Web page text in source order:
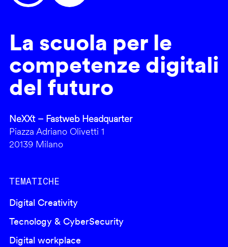
La scuola per le
competenze digitali
del futuro
NeXXt – Fastweb Headquarter
Piazza Adriano Olivetti 1
20139 Milano
TEMATICHE
Digital Creativity
Tecnology & CyberSecurity
Digital workplace